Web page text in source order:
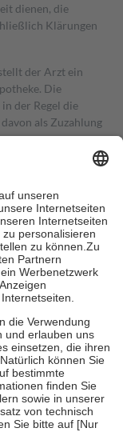
dienen, die
Klärungen
der Arzt ein
Die
der Regel die
als Zuzahlung
Höhe von zehn
die tatsächlichen
Apotheken.
beträgt die
Euro je
Gesundheit zu
zu unterstützen,
18. Lebensjahr
die von der